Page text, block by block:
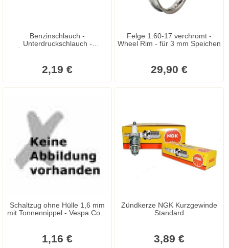
Benzinschlauch -
Unterdruckschlauch -
Technologie DIN 73379 cm
2,19 €
Felge 1.60-17 verchromt -
Wheel Rim - für 3 mm Speichen
29,90 €
Schaltzug ohne Hülle 1,6 mm
mit Tonnennippel - Vespa Cosa
1,16 €
Zündkerze NGK Kurzgewinde
Standard
3,89 €